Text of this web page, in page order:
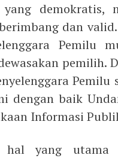
demokratis,
dan
Pemilu
pemilih.
dengan baik
Informasi
hal yang utama